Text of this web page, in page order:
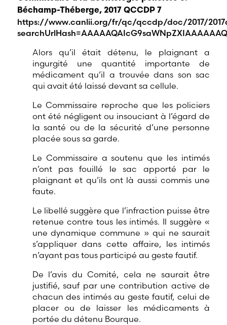
Béchamp-Théberge, 2017 QCCDP 7
https://www.canlii.org/fr/qc/qccdp/doc/2017/
Alors qu’il était détenu, le plaignant a
ingurgité une quantité importante de
médicament qu’il a trouvée dans son sac
qui avait été laissé devant sa cellule.
Le Commissaire reproche que les policiers
ont été négligent ou insouciant à l’égard de
la santé ou de la sécurité d’une personne
placée sous sa garde.
Le Commissaire a soutenu que les intimés
n’ont pas fouillé le sac apporté par le
plaignant et qu’ils ont là aussi commis une
faute.
Le libellé suggère que l’infraction puisse être
retenue contre tous les intimés. Il suggère «
une dynamique commune » qui ne saurait
s’appliquer dans cette affaire, les intimés
n’ayant pas tous participé au geste fautif.
De l’avis du Comité, cela ne saurait être
justifié, sauf par une contribution active de
chacun des intimés au geste fautif, celui de
placer ou de laisser les médicaments à
portée du détenu Bourque.